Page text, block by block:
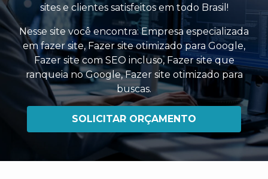
sites e clientes satisfeitos em todo Brasil!
Nesse site você encontra:Empresa especializada
em fazer site,Fazer site otimizado para Google,
Fazer site com SEO incluso, Fazer site que
ranqueia no Google,Fazer site otimizado para
buscas.
SOLICITAR ORÇAMENTO